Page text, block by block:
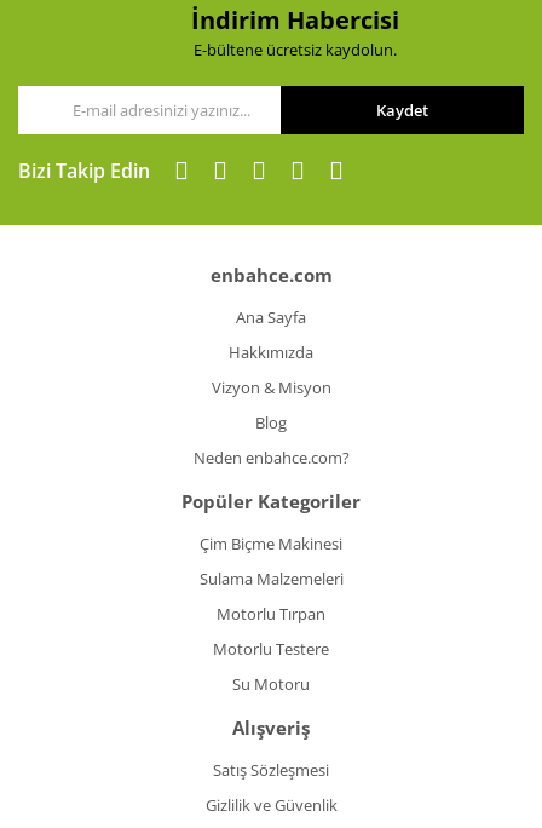
Gönder
İndirim Habercisi
E-bültene ücretsiz kaydolun.
Kaydet
Bizi Takip Edin
enbahce.com
Ana Sayfa
Hakkımızda
Vizyon & Misyon
Blog
Neden enbahce.com?
Popüler Kategoriler
Çim Biçme Makinesi
Sulama Malzemeleri
Motorlu Tırpan
Motorlu Testere
Su Motoru
Alışveriş
Satış Sözleşmesi
Gizlilik ve Güvenlik